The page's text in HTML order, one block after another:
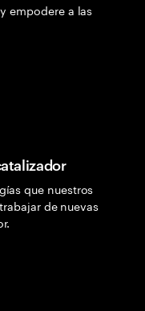
empodere a las
que nuestros
de nuevas